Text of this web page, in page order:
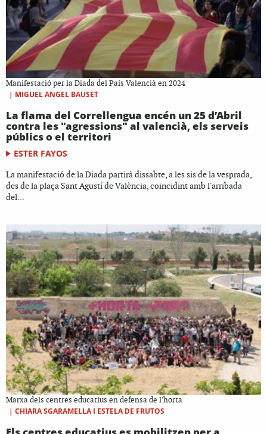
Manifestació per la Diada del País Valencià en 2024
| MIGUEL ANGEL BAUSET
La flama del Correllengua encén un 25 d’Abril
contra les "agressions" al valencià, els serveis
públics o el territori
ESTER FAYOS
La manifestació de la Diada partirà dissabte, a les sis de la vesprada,
des de la plaça Sant Agustí de València, coincidint amb l'arribada
del...
Marxa dels centres educatius en defensa de l'horta
| CHIARA SGARAMELLA I ESTELA DE FRUTOS